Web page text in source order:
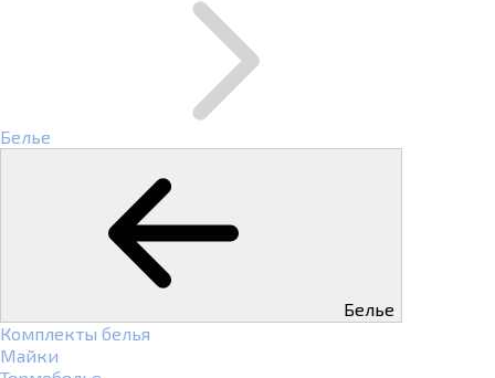
Белье
Белье
Комплекты белья
Майки